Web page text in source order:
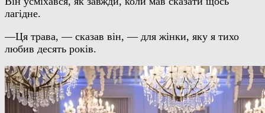
лагідне.
—Ця трава, — сказав він, — для жінки, яку я тихо
любив десять років.